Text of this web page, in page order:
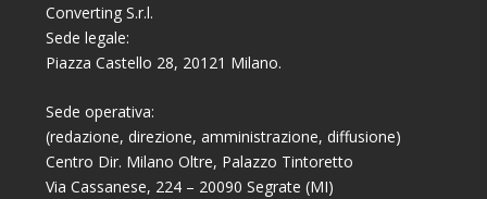
Converting S.r.l.
Sede legale:
Piazza Castello 28, 20121 Milano.
Sede operativa:
(redazione, direzione, amministrazione, diffusione)
Centro Dir. Milano Oltre, Palazzo Tintoretto
Via Cassanese, 224 – 20090 Segrate (MI)